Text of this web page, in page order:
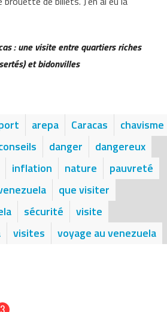
: une visite entre quartiers riches
et bidonvilles
arepa Caracas
chavisme
danger
dangereux
inflation nature
pauvreté
que visiter
sécurité
visite
visites voyage au venezuela